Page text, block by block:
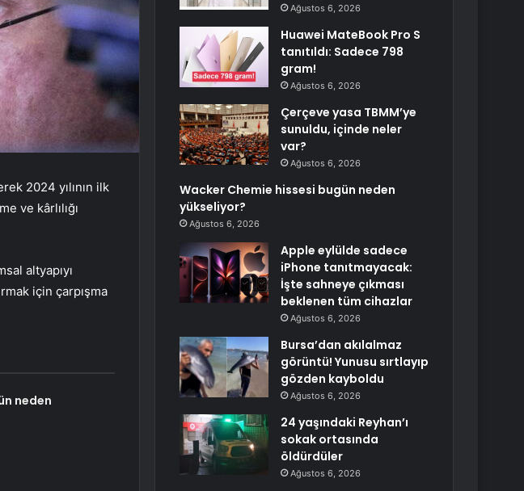
2024 yılının ilk
ve kârlılığı
altyapıyı
için çarpışma
neden
Ağustos 6, 2026
Huawei MateBook Pro S
tanıtıldı: Sadece 798
gram!
Ağustos 6, 2026
Çerçeve yasa TBMM’ye
sunuldu, içinde neler
var?
Ağustos 6, 2026
Wacker Chemie hissesi bugün neden
yükseliyor?
Ağustos 6, 2026
Apple eylülde sadece
iPhone tanıtmayacak:
İşte sahneye çıkması
beklenen tüm cihazlar
Ağustos 6, 2026
Bursa’dan akılalmaz
görüntü! Yunusu sırtlayıp
gözden kayboldu
Ağustos 6, 2026
24 yaşındaki Reyhan’ı
sokak ortasında
öldürdüler
Ağustos 6, 2026